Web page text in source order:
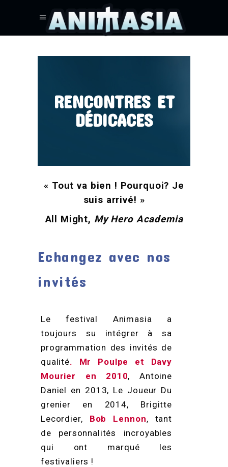
RENCONTRES ET
DÉDICACES
« Tout va bien ! Pourquoi? Je
suis arrivé! »
All Might, My Hero Academia
Echangez avec nos
invités
Le festival Animasia a
toujours su intégrer à sa
programmation des invités de
qualité. Mr Poulpe et Davy
Mourier en 2010, Antoine
Daniel en 2013, Le Joueur Du
grenier en 2014, Brigitte
Lecordier, Bob Lennon, tant
de personnalités incroyables
qui ont marqué les
festivaliers !